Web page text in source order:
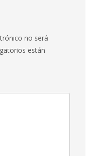
no será
están